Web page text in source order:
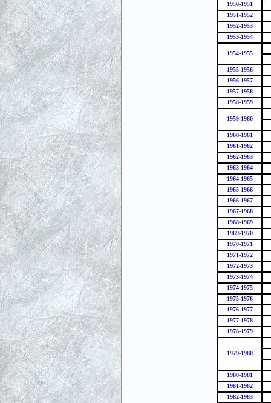
1950-1951
1951-1952
1952-1953
1953-1954
1954-1955
1955-1956
1956-1957
1957-1958
1958-1959
1959-1960
1960-1961
1961-1962
1962-1963
1963-1964
1964-1965
1965-1966
1966-1967
1967-1968
1968-1969
1969-1970
1970-1971
1971-1972
1972-1973
1973-1974
1974-1975
1975-1976
1976-1977
1977-1978
1978-1979
1979-1980
1980-1981
1981-1982
1982-1983